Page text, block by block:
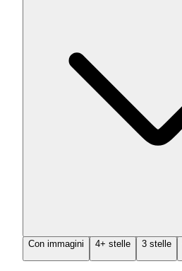
Con immagini 4+ stelle 3 stelle